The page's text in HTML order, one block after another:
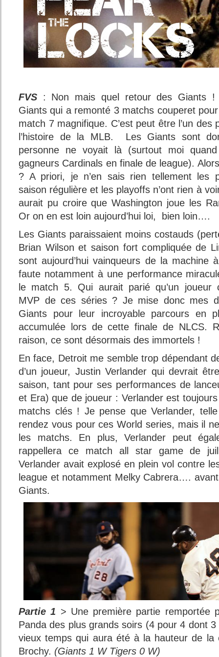
FVS : Non mais quel retour des Giants !
Giants qui a remonté 3 matchs couperet
match 7 magnifique. C’est peut être l’un des
l’histoire de la MLB. Les Giants sont
personne ne voyait là (surtout moi
gagneurs Cardinals en finale de league).
? A priori, je n’en sais rien tellement les
saison régulière et les playoffs n’ont rien à
aurait pu croire que Washington joue les
Or on en est loin aujourd’hui loi, bien loin….
Les Giants paraissaient moins costauds
Brian Wilson et saison fort compliquée de
sont aujourd’hui vainqueurs de la machine
faute notamment à une performance
le match 5. Qui aurait parié qu’un joueur
MVP de ces séries ? Je mise donc mes
Giants pour leur incroyable parcours en
accumulée lors de cette finale de NLCS.
raison, ce sont désormais des immortels !
En face, Detroit me semble trop dépendant
d’un joueur, Justin Verlander qui devrait
saison, tant pour ses performances de
et Era) que de joueur : Verlander est
matchs clés ! Je pense que Verlander,
rendez vous pour ces World series, mais il
les matchs. En plus, Verlander peut
rappellera ce match all star game de
Verlander avait explosé en plein vol contre
league et notamment Melky Cabrera….
Giants.
Partie 1 > Une première partie remportée
Panda des plus grands soirs (4 pour 4 dont
vieux temps qui aura été à la hauteur de la
Brochy. (Giants 1 W Tigers 0 W)